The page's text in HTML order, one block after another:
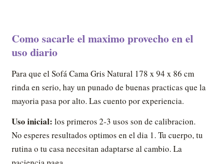
Como sacarle el maximo provecho en el
uso diario
Para que el Sofá Cama Gris Natural 178 x 94 x 86 cm
rinda en serio, hay un punado de buenas practicas que la
mayoria pasa por alto. Las cuento por experiencia.
Uso inicial: los primeros 2-3 usos son de calibracion.
No esperes resultados optimos en el dia 1. Tu cuerpo, tu
rutina o tu casa necesitan adaptarse al cambio. La